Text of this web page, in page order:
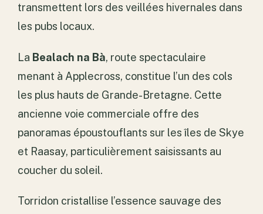
transmettent lors des veillées hivernales dans
les pubs locaux.
La Bealach na Bà, route spectaculaire
menant à Applecross, constitue l’un des cols
les plus hauts de Grande-Bretagne. Cette
ancienne voie commerciale offre des
panoramas époustouflants sur les îles de Skye
et Raasay, particulièrement saisissants au
coucher du soleil.
Torridon cristallise l’essence sauvage des